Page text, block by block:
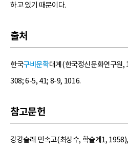
하고 있기 때문이다.
출처
한국구비문학대계(한국정신문화연구
308; 6-5, 41; 8-9, 1016.
참고문헌
강강술래 민속고(최상수, 학술계1,